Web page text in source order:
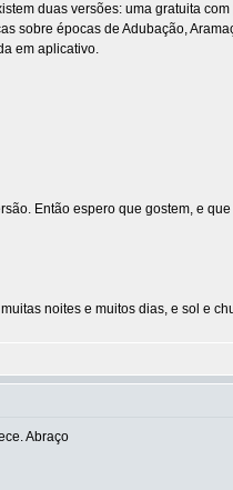
duas versões: uma gratuita
sobre épocas de Adubação,
em aplicativo.
Então espero que gostem, e
noites e muitos dias, e sol e
Abraço